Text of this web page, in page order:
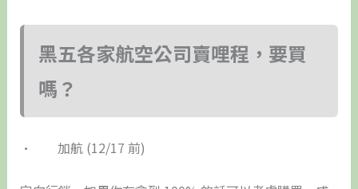
黑五各家航空公司賣哩程，要買
嗎？
• 加航 (12/17 前)